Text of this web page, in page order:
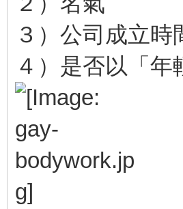
３）公司成立時
４）是否以「